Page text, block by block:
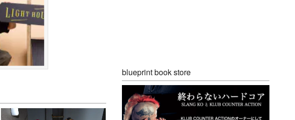
blueprint book store